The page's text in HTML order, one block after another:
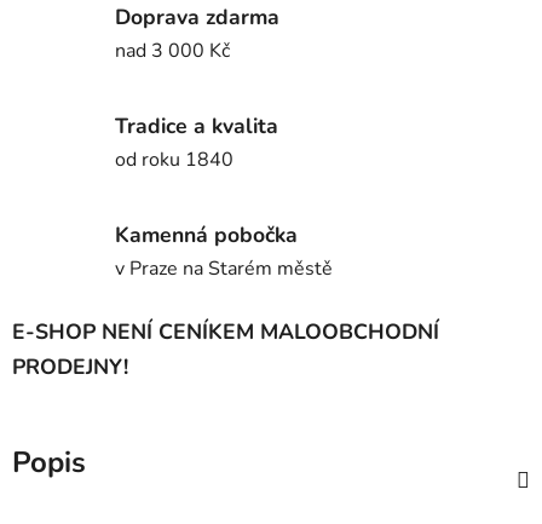
Doprava zdarma
nad 3 000 Kč
Tradice a kvalita
od roku 1840
Kamenná pobočka
v Praze na Starém městě
E-SHOP NENÍ CENÍKEM MALOOBCHODNÍ
PRODEJNY!
Popis